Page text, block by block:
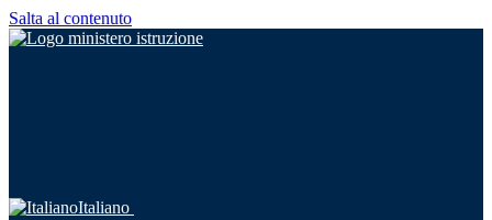
Salta al contenuto
Italiano